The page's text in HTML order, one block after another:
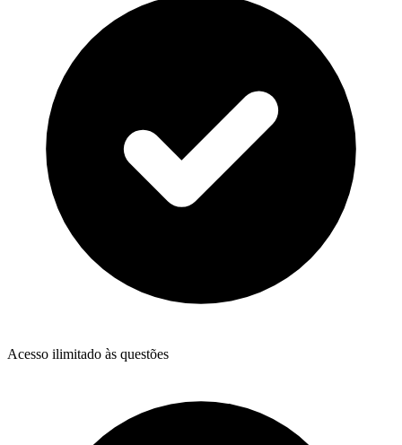
Acesso ilimitado às questões